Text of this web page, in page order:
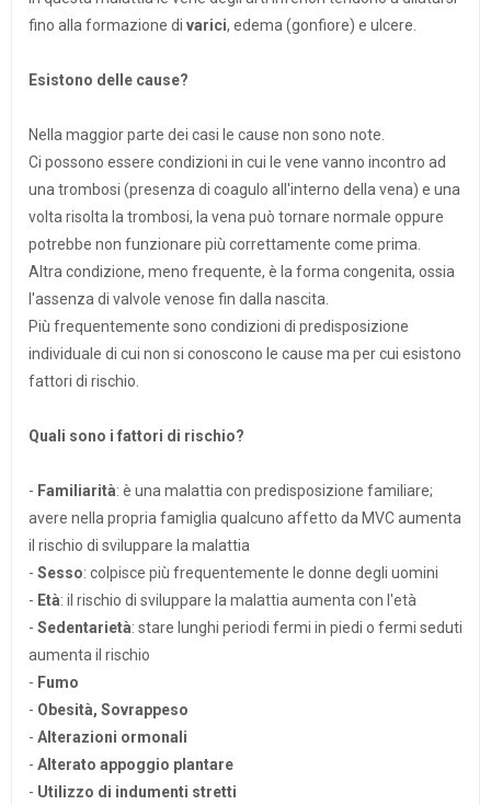
fino alla formazione di varici, edema (gonfiore) e ulcere.
Esistono delle cause?
Nella maggior parte dei casi le cause non sono note.
Ci possono essere condizioni in cui le vene vanno incontro ad
una trombosi (presenza di coagulo all'interno della vena) e una
volta risolta la trombosi, la vena può tornare normale oppure
potrebbe non funzionare più correttamente come prima.
Altra condizione, meno frequente, è la forma congenita, ossia
l'assenza di valvole venose fin dalla nascita.
Più frequentemente sono condizioni di predisposizione
individuale di cui non si conoscono le cause ma per cui esistono
fattori di rischio.
Quali sono i fattori di rischio?
- Familiarità: è una malattia con predisposizione familiare;
avere nella propria famiglia qualcuno affetto da MVC aumenta
il rischio di sviluppare la malattia
- Sesso: colpisce più frequentemente le donne degli uomini
- Età: il rischio di sviluppare la malattia aumenta con l'età
- Sedentarietà: stare lunghi periodi fermi in piedi o fermi seduti
aumenta il rischio
- Fumo
- Obesità, Sovrappeso
- Alterazioni ormonali
- Alterato appoggio plantare
- Utilizzo di indumenti stretti